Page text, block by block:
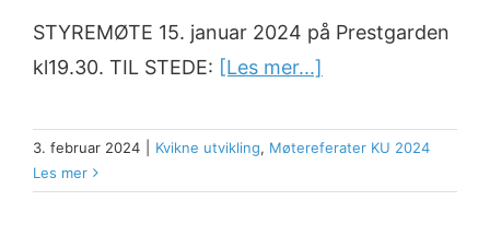
STYREMØTE 15. januar 2024 på Prestgarden
kl19.30. TIL STEDE: [Les mer...]
3. februar 2024 Kvikne utvikling, Møtereferater KU 2024
Les mer